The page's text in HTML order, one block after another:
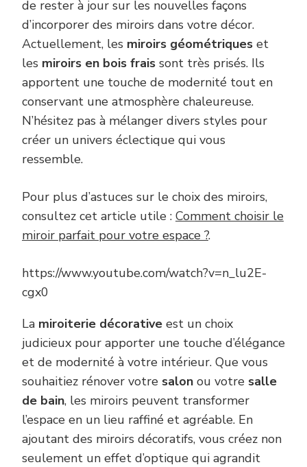
de rester à jour sur les nouvelles façons
d’incorporer des miroirs dans votre décor.
Actuellement, les miroirs géométriques et
les miroirs en bois frais sont très prisés. Ils
apportent une touche de modernité tout en
conservant une atmosphère chaleureuse.
N’hésitez pas à mélanger divers styles pour
créer un univers éclectique qui vous
ressemble.
Pour plus d’astuces sur le choix des miroirs,
consultez cet article utile : Comment choisir le
miroir parfait pour votre espace ?.
https://www.youtube.com/watch?v=n_lu2E-
cgx0
La miroiterie décorative est un choix
judicieux pour apporter une touche d’élégance
et de modernité à votre intérieur. Que vous
souhaitiez rénover votre salon ou votre salle
de bain, les miroirs peuvent transformer
l’espace en un lieu raffiné et agréable. En
ajoutant des miroirs décoratifs, vous créez non
seulement un effet d’optique qui agrandit